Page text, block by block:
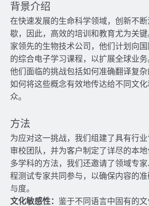
背景介绍
在快速发展的生命科学领域，创新不
歇，因此，高效的培训和教育尤为关
家领先的生物技术公司，他们计划向
的综合电子学习课程，以扩展全球业务
他们面临的挑战包括如何准确翻译复
如何将这些概念有效地传达给不同文
众。
方法
为应对这一挑战，我们组建了具有行
审校团队，并为客户制定了详尽的本
多学科的方法，我们还邀请了领域专
程测试专家共同参与，以确保内容的
与度。
文化敏感性： 鉴于不同语言中固有的